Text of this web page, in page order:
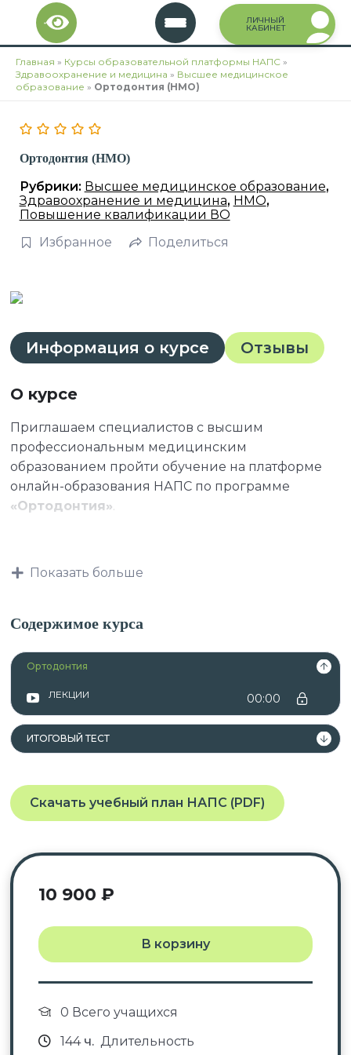
Перейти
содержимому
ЛИЧНЫЙ
КАБИНЕТ
Главная » Курсы образовательной платформы НАПС »
Здравоохранение и медицина » Высшее медицинское
образование » Ортодонтия (НМО)
Ортодонтия (НМО)
Рубрики: Высшее медицинское образование,
Здравоохранение и медицина, НМО,
Повышение квалификации ВО
Избранное
Поделиться
Информация о курсе Отзывы
О курсе
Приглашаем специалистов с высшим
профессиональным медицинским
образованием пройти обучение на платформе
онлайн-образования НАПС по программе
«Ортодонтия».
К освоению дополнительных профессиональных
лица, имеющие среднее
профессиональное и (или) высшее
образование;
лица, получающие среднее
профессиональное и (или) высшее
образование.
Данная программа учитывает
квалификационные требования, указанные в
квалификационных справочниках по должности,
профессии и специальности, или
профессиональным знаниям и навыкам,
необходимым для исполнения должностных
обязанностей.
После успешного окончания обучения вы
Показать больше
Содержимое курса
Ортодонтия
ЛЕКЦИИ 00:00
ИТОГОВЫЙ ТЕСТ
Скачать учебный план НАПС (PDF)
10 900 ₽
В корзину
0 Всего учащихся
144ч. Длительность